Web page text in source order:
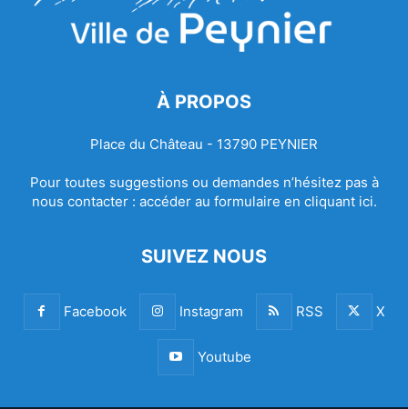
À PROPOS
Place du Château - 13790 PEYNIER
Pour toutes suggestions ou demandes n’hésitez pas à
nous contacter : accéder au formulaire en cliquant ici.
SUIVEZ NOUS
Facebook Instagram RSS X
Youtube